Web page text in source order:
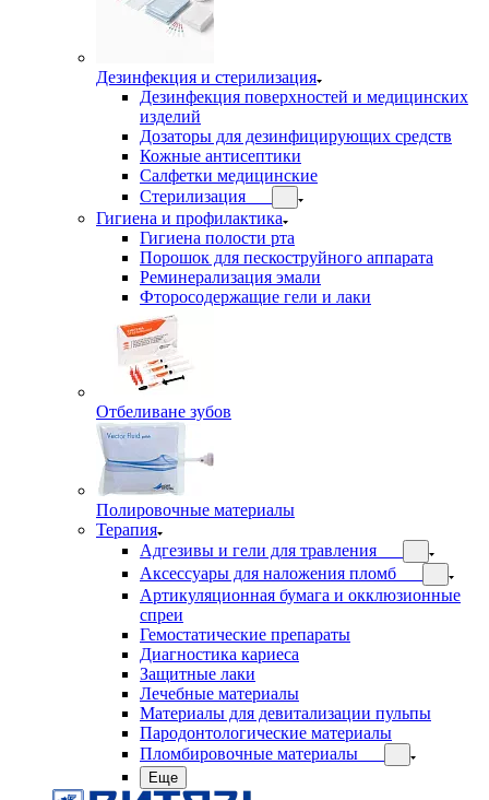
Дезинфекция и стерилизация
Дезинфекция поверхностей и медицинских
изделий
Дозаторы для дезинфицирующих средств
Кожные антисептики
Салфетки медицинские
Стерилизация
Гигиена и профилактика
Гигиена полости рта
Порошок для пескоструйного аппарата
Реминерализация эмали
Фторосодержащие гели и лаки
Отбеливане зубов
Полировочные материалы
Терапия
Адгезивы и гели для травления
Аксессуары для наложения пломб
Артикуляционная бумага и окклюзионные
спреи
Гемостатические препараты
Диагностика кариеса
Защитные лаки
Лечебные материалы
Материалы для девитализации пульпы
Пародонтологические материалы
Пломбировочные материалы
Еще